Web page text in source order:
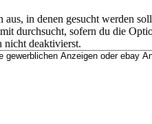
aus, in denen gesucht werden
durchsucht, sofern du die
nicht deaktivierst.